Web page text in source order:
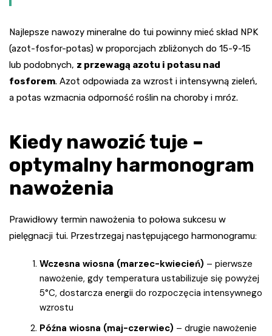
Najlepsze nawozy mineralne do tui powinny mieć skład NPK
(azot-fosfor-potas) w proporcjach zbliżonych do 15-9-15
lub podobnych, z przewagą azotu i potasu nad
fosforem. Azot odpowiada za wzrost i intensywną zieleń,
a potas wzmacnia odporność roślin na choroby i mróz.
Kiedy nawozić tuje –
optymalny harmonogram
nawożenia
Prawidłowy termin nawożenia to połowa sukcesu w
pielęgnacji tui. Przestrzegaj następującego harmonogramu:
Wczesna wiosna (marzec-kwiecień) – pierwsze
nawożenie, gdy temperatura ustabilizuje się powyżej
5°C, dostarcza energii do rozpoczęcia intensywnego
wzrostu
Późna wiosna (maj-czerwiec) – drugie nawożenie